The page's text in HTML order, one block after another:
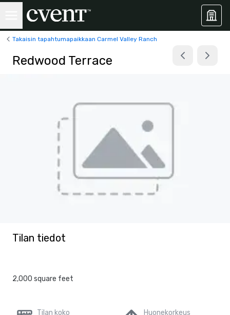
Takaisin tapahtumapaikkaan Carmel Valley Ranch
Redwood Terrace
Tilan tiedot
2,000 square feet
Tilan koko
Huonekorkeus